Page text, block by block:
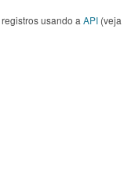
usando a API (veja